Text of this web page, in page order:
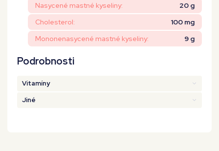
Nasycené mastné kyseliny:
20 g
Cholesterol:
100 mg
Mononenasycené mastné kyseliny:
9 g
Podrobnosti
Vitamíny
Jiné